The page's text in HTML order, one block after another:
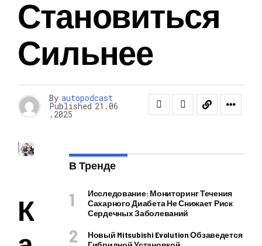
Становиться
Сильнее
By autopodcast
Published 21.06
.2025
К
В Тренде
Исследование: Мониторинг Течения
Сахарного Диабета Не Снижает Риск
Сердечных Заболеваний
Новый Mitsubishi Evolution Обзаведется